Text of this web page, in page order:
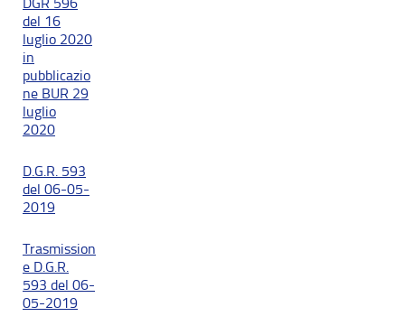
del 16
luglio 2020
in
pubblicazio
ne BUR 29
luglio
2020
D.G.R. 593
del 06-05-
2019
Trasmission
e D.G.R.
593 del 06-
05-2019